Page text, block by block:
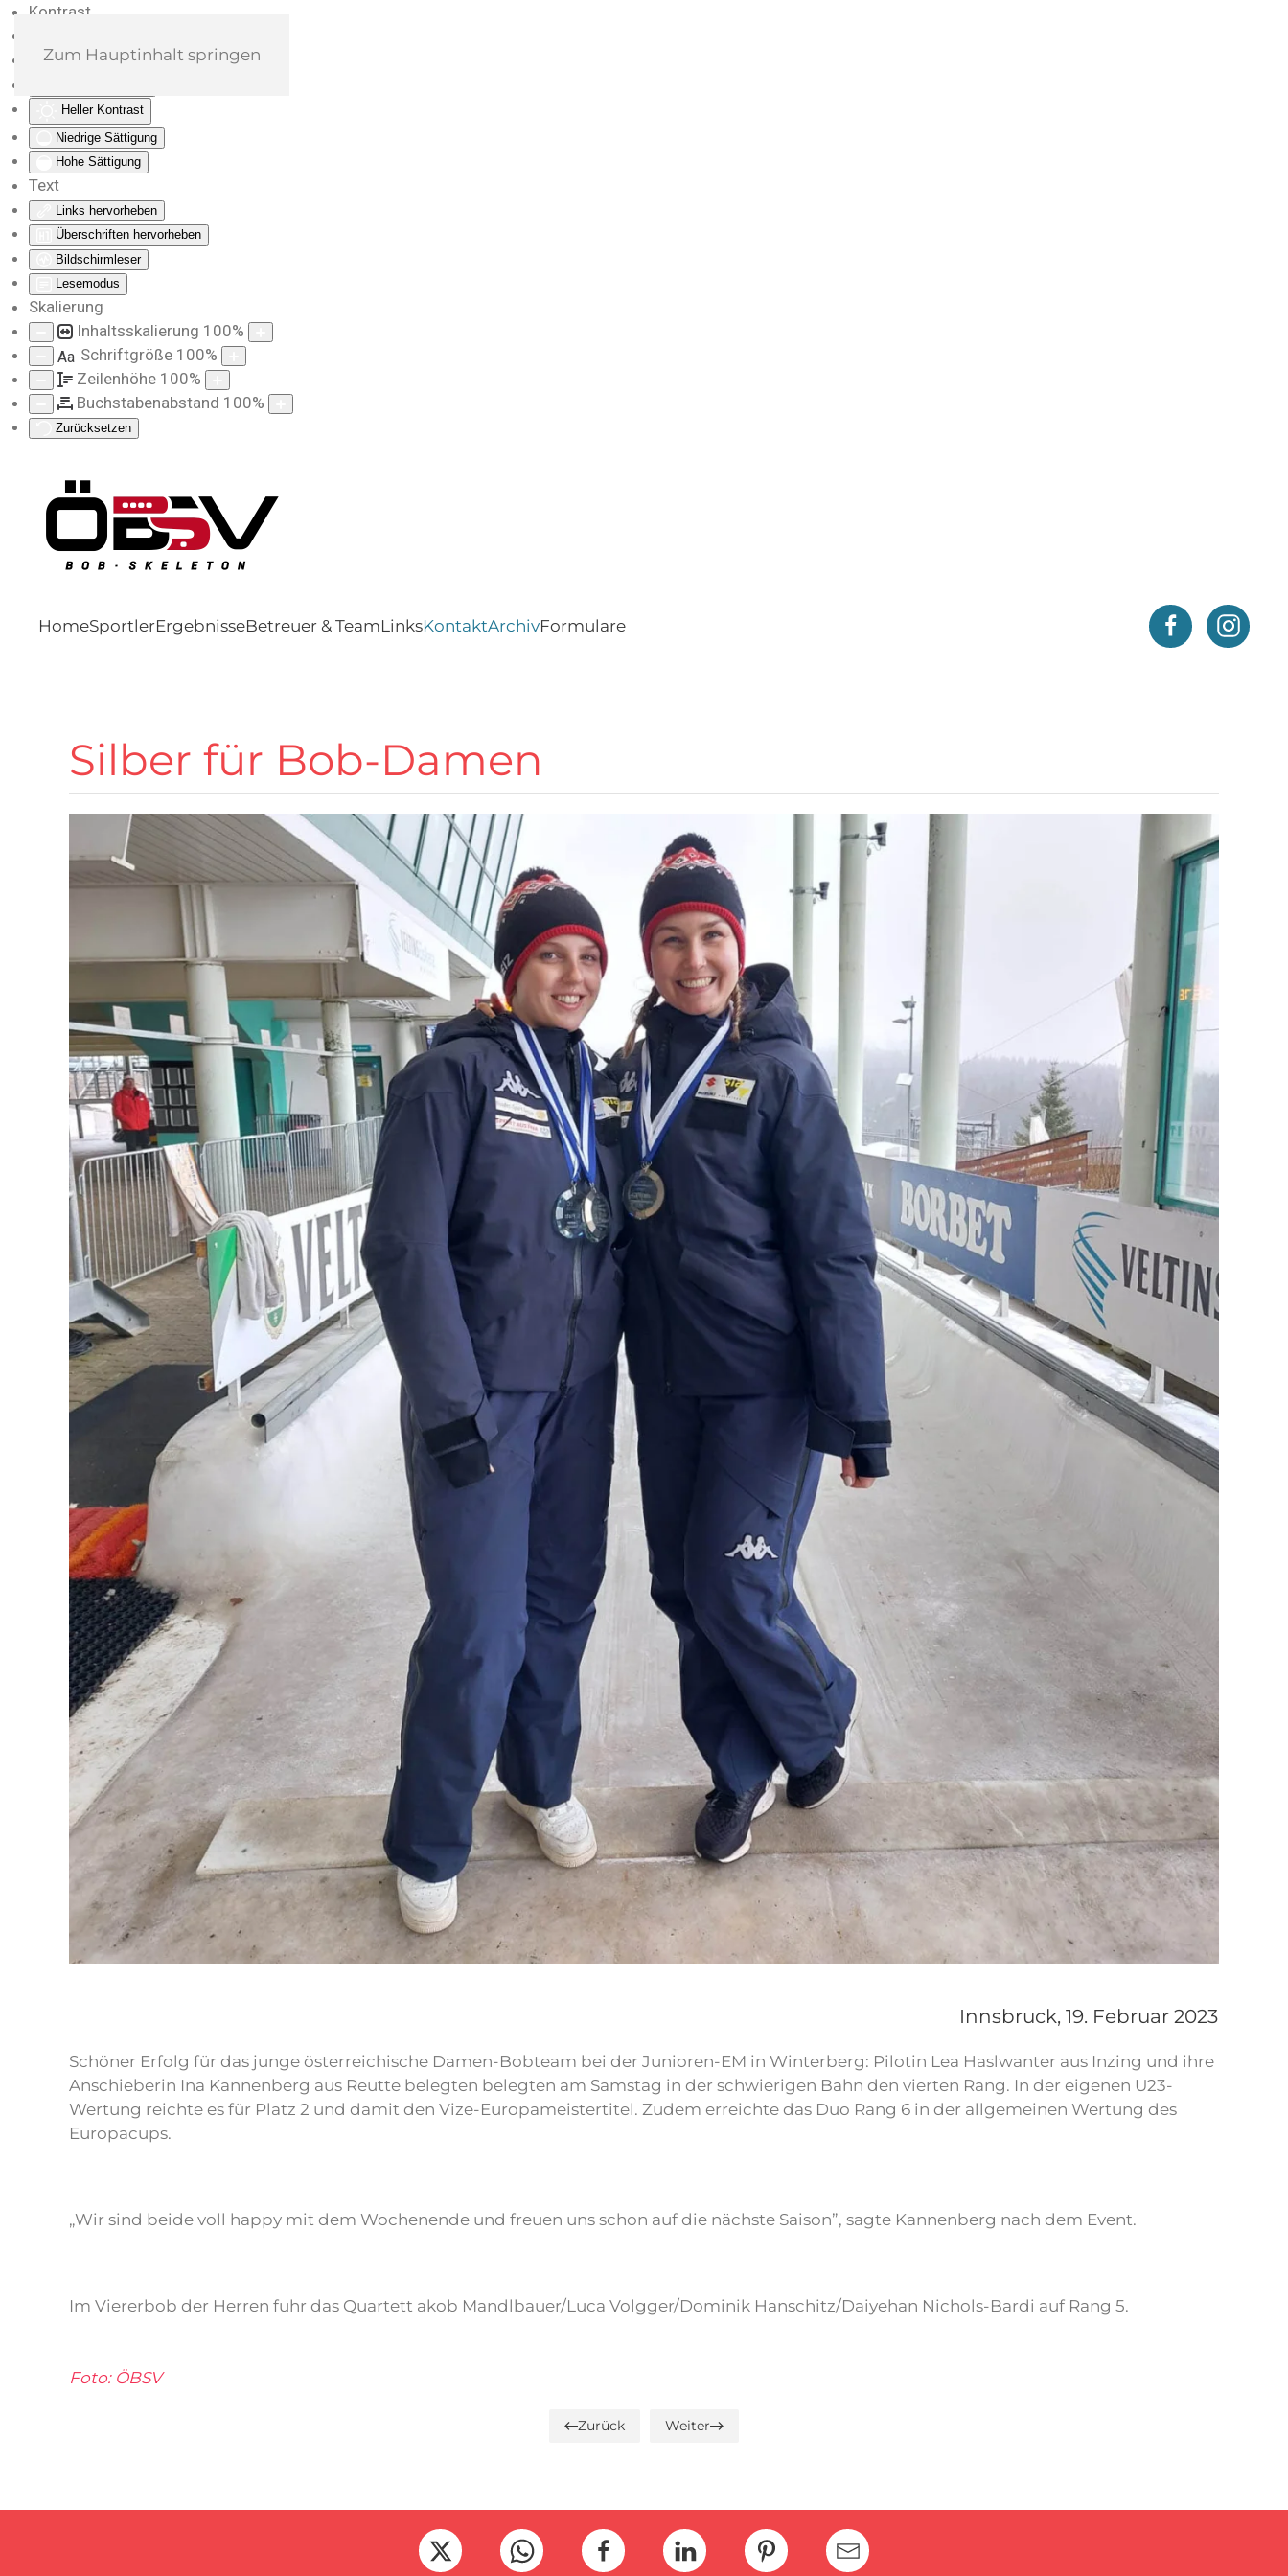
Kontrast
Monochrom
Heller Kontrast
Niedrige Sättigung
Hohe Sättigung
Text
Links hervorheben
Überschriften hervorheben
Bildschirmleser
Lesemodus
Skalierung
Inhaltsskalierung 100%
Aa Schriftgröße 100%
Zeilenhöhe 100%
Buchstabenabstand 100%
Zurücksetzen
Zum Hauptinhalt springen
HomeSportlerErgebnisseBetreuer & TeamLinksKontaktArchivFormulare
Silber für Bob-Damen
Innsbruck, 19. Februar 2023
Schöner Erfolg für das junge österreichische Damen-Bobteam bei der Junioren-EM in Winterberg: Pilotin Lea Haslwanter aus Inzing und ihre
Anschieberin Ina Kannenberg aus Reutte belegten belegten am Samstag in der schwierigen Bahn den vierten Rang. In der eigenen U23-
Wertung reichte es für Platz 2 und damit den Vize-Europameistertitel. Zudem erreichte das Duo Rang 6 in der allgemeinen Wertung des
Europacups.
„Wir sind beide voll happy mit dem Wochenende und freuen uns schon auf die nächste Saison”, sagte Kannenberg nach dem Event.
Im Viererbob der Herren fuhr das Quartett akob Mandlbauer/Luca Volgger/Dominik Hanschitz/Daiyehan Nichols-Bardi auf Rang 5.
Foto: ÖBSV
Zurück Weiter